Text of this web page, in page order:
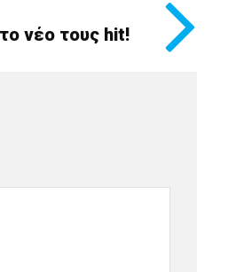
νέο τους hit!